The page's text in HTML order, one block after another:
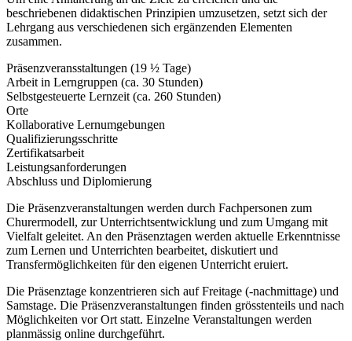
beschriebenen didaktischen Prinzipien umzusetzen, setzt sich der
Lehrgang aus verschiedenen sich ergänzenden Elementen
zusammen.
Präsenzveransstaltungen (19 ½ Tage)
Arbeit in Lerngruppen (ca. 30 Stunden)
Selbstgesteuerte Lernzeit (ca. 260 Stunden)
Orte
Kollaborative Lernumgebungen
Qualifizierungsschritte
Zertifikatsarbeit
Leistungsanforderungen
Abschluss und Diplomierung
Die Präsenzveranstaltungen werden durch Fachpersonen zum
Churermodell, zur Unterrichtsentwicklung und zum Umgang mit
Vielfalt geleitet. An den Präsenztagen werden aktuelle Erkenntnisse
zum Lernen und Unterrichten bearbeitet, diskutiert und
Transfermöglichkeiten für den eigenen Unterricht eruiert.
Die Präsenztage konzentrieren sich auf Freitage (-nachmittage) und
Samstage. Die Präsenzveranstaltungen finden grösstenteils und nach
Möglichkeiten vor Ort statt. Einzelne Veranstaltungen werden
planmässig online durchgeführt.